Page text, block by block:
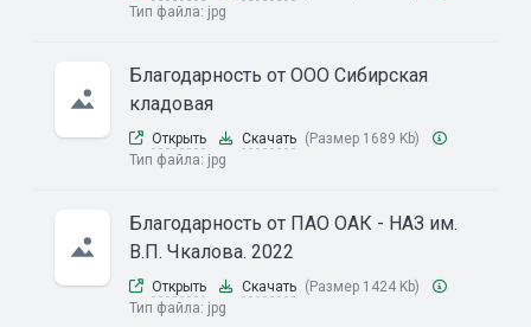
Тип файла: jpg
Благодарность от ООО Сибирская
кладовая
Открыть Скачать (Размер 1689 Kb)
Тип файла: jpg
Благодарность от ПАО ОАК - НАЗ им.
В.П. Чкалова. 2022
Открыть Скачать (Размер 1424 Kb)
Тип файла: jpg